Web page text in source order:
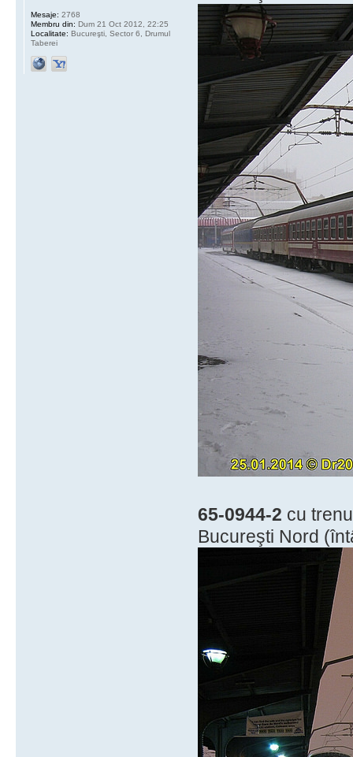
65-0944-2 cu
Bucureşti Nord
Mesaje: 2768
Membru din: Dum 21 Oct 2012, 22:25
Localitate: Bucureşti, Sector 6, Drumul
Taberei